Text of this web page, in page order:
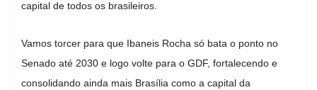
capital de todos os brasileiros.
Vamos torcer para que Ibaneis Rocha só bata o ponto no
Senado até 2030 e logo volte para o GDF, fortalecendo e
consolidando ainda mais Brasília como a capital da